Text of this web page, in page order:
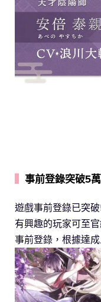
事前登錄突破5萬
遊戲事前登錄已突
有興趣的玩家可至
事前登錄，根據達